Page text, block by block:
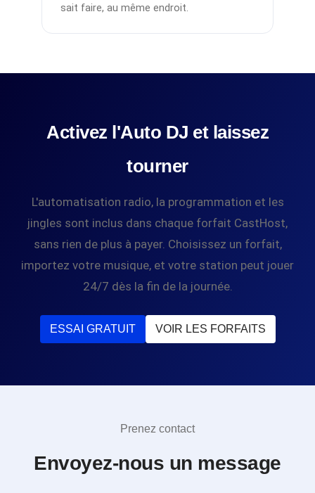
sait faire, au même endroit.
Activez l'Auto DJ et laissez
tourner
L'automatisation radio, la programmation et les
jingles sont inclus dans chaque forfait CastHost,
sans rien de plus à payer. Choisissez un forfait,
importez votre musique, et votre station peut jouer
24/7 dès la fin de la journée.
ESSAI GRATUIT VOIR LES FORFAITS
Prenez contact
Envoyez-nous un message